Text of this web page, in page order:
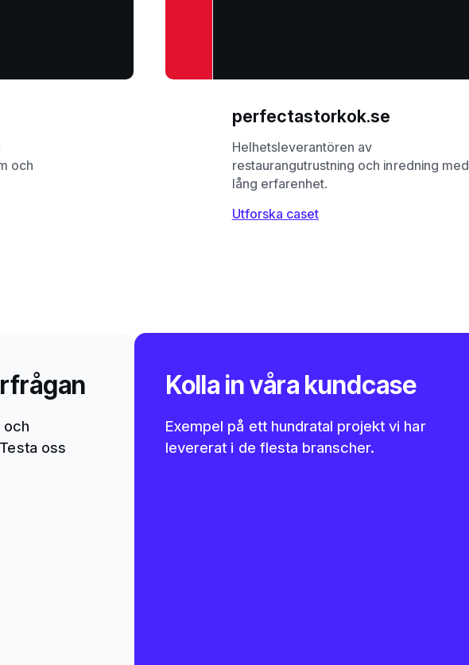
och
perfectastorkok.se
Helhetsleverantören av
restaurangutrustning och inredning med
lång erfarenhet.
Utforska caset
och
oss
Kolla in våra kundcase
Exempel på ett hundratal projekt vi har
levererat i de flesta branscher.